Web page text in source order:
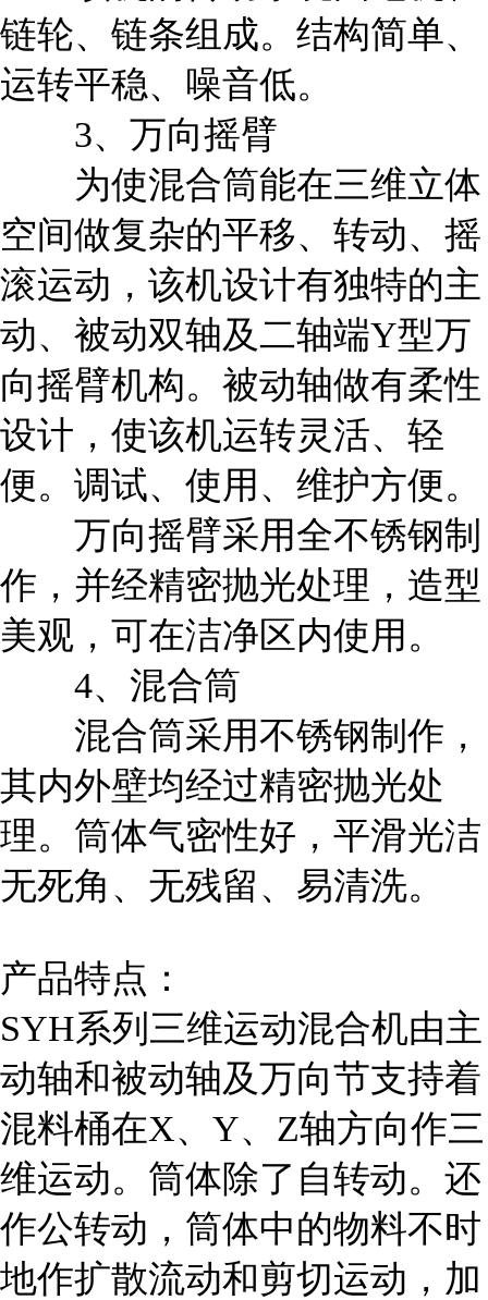
链轮、链条组成。结构简单、
运转平稳、噪音低。
3、万向摇臂
为使混合筒能在三维立体
空间做复杂的平移、转动、摇
滚运动，该机设计有独特的主
动、被动双轴及二轴端Y型万
向摇臂机构。被动轴做有柔性
设计，使该机运转灵活、轻
便。调试、使用、维护方便。
万向摇臂采用全不锈钢制
作，并经精密抛光处理，造型
美观，可在洁净区内使用。
4、混合筒
混合筒采用不锈钢制作，
其内外壁均经过精密抛光处
理。筒体气密性好，平滑光洁
无死角、无残留、易清洗。
产品特点：
SYH系列三维运动混合机由主
动轴和被动轴及万向节支持着
混料桶在X、Y、Z轴方向作三
维运动。筒体除了自转动。还
作公转动，筒体中的物料不时
地作扩散流动和剪切运动，加